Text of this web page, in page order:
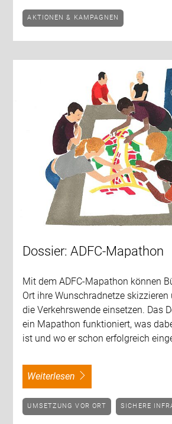
AKTIONEN & KAMPAGNEN
Dossier: ADFC-Mapathon
Mit dem ADFC-Mapathon können
Ort ihre Wunschradnetze
die Verkehrswende einsetzen. Das
ein Mapathon funktioniert, was
ist und wo er schon erfolgreich
weiterlesen
UMSETZUNG VOR ORT SICHERE